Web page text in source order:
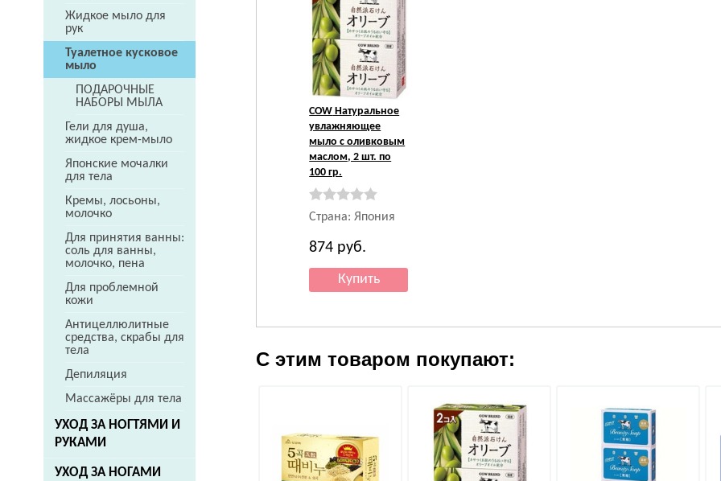
Жидкое мыло для
рук
Туалетное кусковое
мыло
ПОДАРОЧНЫЕ
НАБОРЫ МЫЛА
Гели для душа,
жидкое крем-мыло
Японские мочалки
для тела
Кремы, лосьоны,
молочко
Для принятия ванны:
соль для ванны,
молочко, пена
Для проблемной
кожи
Антицеллюлитные
средства, скрабы для
тела
Депиляция
Массажёры для тела
УХОД ЗА НОГТЯМИ И
РУКАМИ
УХОД ЗА НОГАМИ
COW Натуральное
увлажняющее
мыло с оливковым
маслом, 2 шт. по
100 гр.
Страна: Япония
874 руб.
С этим товаром покупают: